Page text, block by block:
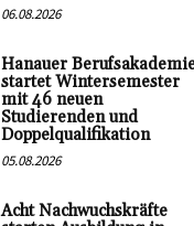
06.08.2026
Hanauer
startet Wintersemester
mit 46 neuen
Studierenden und
Doppelqualifikation
05.08.2026
Acht Nachwuchskräfte